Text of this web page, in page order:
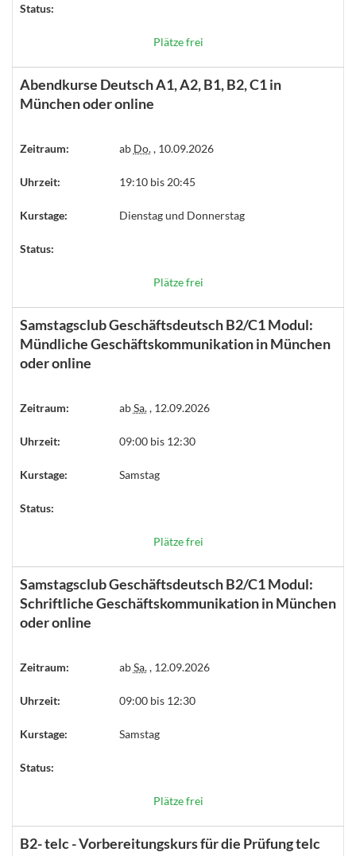
Status:
Plätze frei
Abendkurse Deutsch A1, A2, B1, B2, C1 in
München oder online
Zeitraum: ab Do., 10.09.2026
Uhrzeit: 19:10 bis 20:45
Kurstage: Dienstag und Donnerstag
Status:
Plätze frei
Samstagsclub Geschäftsdeutsch B2/C1 Modul:
Mündliche Geschäftskommunikation in München
oder online
Zeitraum: abSa., 12.09.2026
Uhrzeit: 09:00 bis 12:30
Kurstage: Samstag
Status:
Plätze frei
Samstagsclub Geschäftsdeutsch B2/C1 Modul:
Schriftliche Geschäftskommunikation in München
oder online
Zeitraum: abSa., 12.09.2026
Uhrzeit: 09:00 bis 12:30
Kurstage: Samstag
Status:
Plätze frei
B2- telc - Vorbereitungskurs für die Prüfung telc